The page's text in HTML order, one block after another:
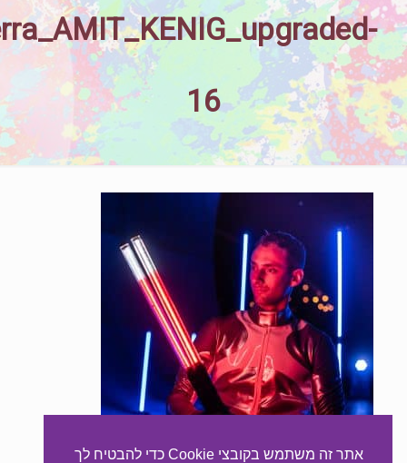
16
אתר זה משתמש בקובצי Cookie כדי להבטיח לך